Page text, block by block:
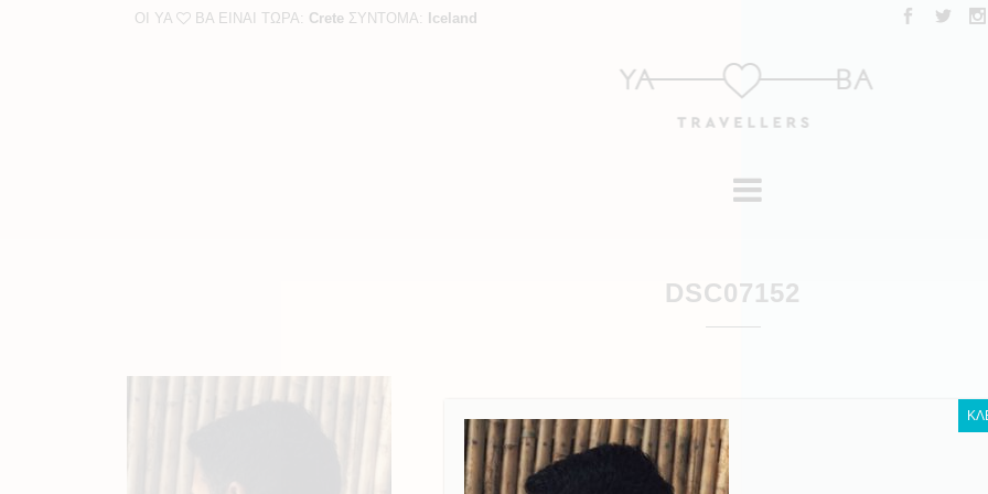
ΟΙ YA BA ΕΙΝΑΙ ΤΩΡΑ: Crete ΣΥΝΤΟΜΑ: Iceland
DSC07152